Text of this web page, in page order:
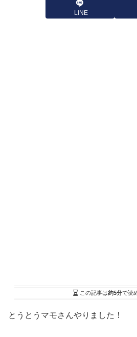
LINE
この記事は約5分で読
とうとうマモさんやりました！